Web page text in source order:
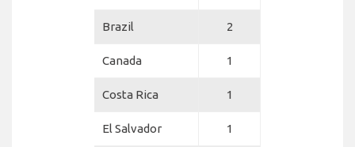
Brazil 2
Canada 1
Costa Rica 1
El Salvador 1